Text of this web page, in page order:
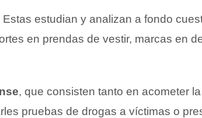
Estas estudian y analizan a fondo
en prendas de vestir, marcas en
, que consisten tanto en acometer
pruebas de drogas a víctimas o